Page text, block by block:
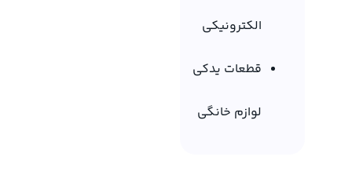
الکترونیکی
قطعات یدکی
لوازم خانگی